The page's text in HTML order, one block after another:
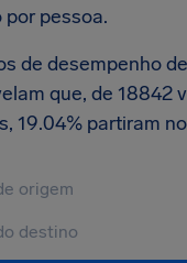
pessoa.
de desempenho
que, de 18842
19.04% partiram